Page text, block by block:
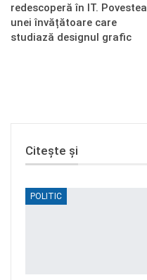
redescoperă în IT. Povestea
unei învățătoare care
studiază designul grafic
Citește și
POLITIC